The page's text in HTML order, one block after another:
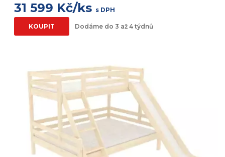
31 599 Kč/ks s DPH
KOUPIT Dodáme do 3 až 4 týdnů